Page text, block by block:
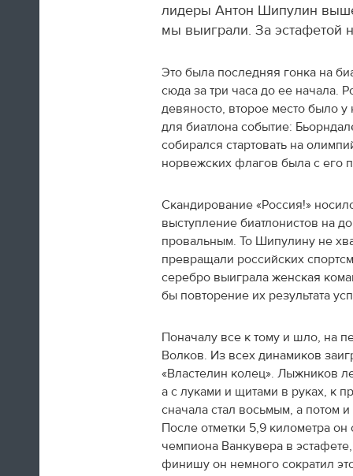
А вот так добираются домой американские
Только сейчас посмотрел
церемонию закрытия! Наверно,
лучшая церемония за историю
лидеры Антон Шипулин
мы выиграли. За эстафетой
Это была последняя гонка на
сюда за три часа до ее начала.
девяносто, второе место было
для биатлона событие:
собирался стартовать на
норвежских флагов была с его
Скандирование «Россия!»
выступление биатлонистов на
провальным. То Шипулину не
превращали российских
серебро выиграла женская
бы повторение их результата
Поначалу все к тому и шло, на
Волков. Из всех динамиков
«Властелин колец». Лыжников
а с луками и щитами в руках, к
сначала стал восьмым, а потом
После отметки 5,9 километра он
чемпиона Ванкувера в
финишу он немного сократил